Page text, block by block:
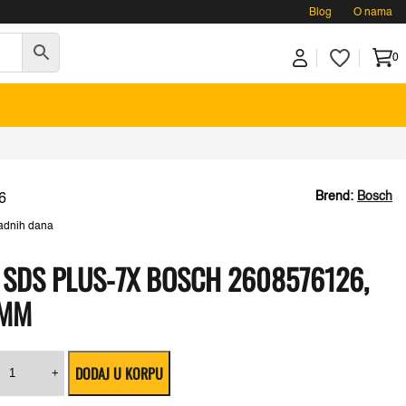
Blog O nama
0
Brend: Bosch
dana
PLUS-7X BOSCH 2608576126,
+ DODAJ U KORPU